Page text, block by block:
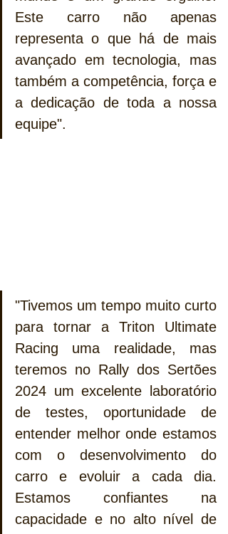
Este carro não apenas
representa o que há de mais
avançado em tecnologia, mas
também a competência, força e
a dedicação de toda a nossa
equipe".
"Tivemos um tempo muito curto
para tornar a Triton Ultimate
Racing uma realidade, mas
teremos no Rally dos Sertões
2024 um excelente laboratório
de testes, oportunidade de
entender melhor onde estamos
com o desenvolvimento do
carro e evoluir a cada dia.
Estamos confiantes na
capacidade e no alto nível de